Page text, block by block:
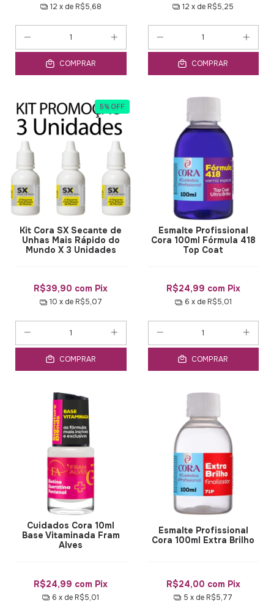
12 x de R$5,68
COMPRAR
12 x de R$5,25
COMPRAR
5% OFF
Kit Cora SX Secante de
Unhas Mais Rápido do
Mundo X 3 Unidades
R$39,90 com Pix
10 x de R$5,07
COMPRAR
Esmalte Profissional
Cora 100ml Fórmula 418
Top Coat
R$24,99 com Pix
6 x de R$5,01
COMPRAR
Cuidados Cora 10ml
Base Vitaminada Fram
Alves
R$24,99 com Pix
6 x de R$5,01
Esmalte Profissional
Cora 100ml Extra Brilho
R$24,00 com Pix
5 x de R$5,77